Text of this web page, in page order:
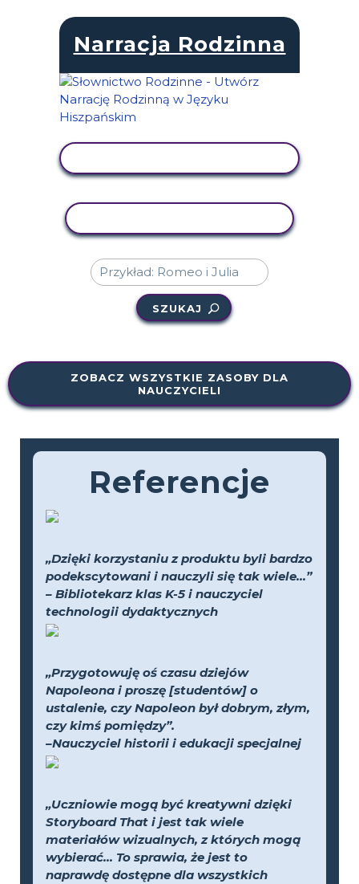
Narracja Rodzinna
SZUKAJ
ZOBACZ WSZYSTKIE ZASOBY DLA
NAUCZYCIELI
Referencje
„Dzięki korzystaniu z produktu byli bardzo
podekscytowani i nauczyli się tak wiele...”
– Bibliotekarz klas K-5 i nauczyciel
technologii dydaktycznych
„Przygotowuję oś czasu dziejów
Napoleona i proszę [studentów] o
ustalenie, czy Napoleon był dobrym, złym,
czy kimś pomiędzy”.
–Nauczyciel historii i edukacji specjalnej
„Uczniowie mogą być kreatywni dzięki
Storyboard That i jest tak wiele
materiałów wizualnych, z których mogą
wybierać... To sprawia, że jest to
naprawdę dostępne dla wszystkich